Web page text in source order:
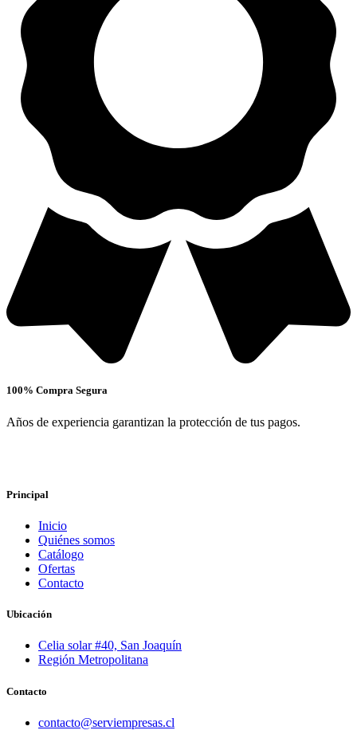
100% Compra Segura
Años de experiencia garantizan la protección de tus pagos.
Principal
Inicio
Quiénes somos
Catálogo
Ofertas
Contacto
Ubicación
Celia solar #40, San Joaquín
Región Metropolitana
Contacto
contacto@serviempresas.cl